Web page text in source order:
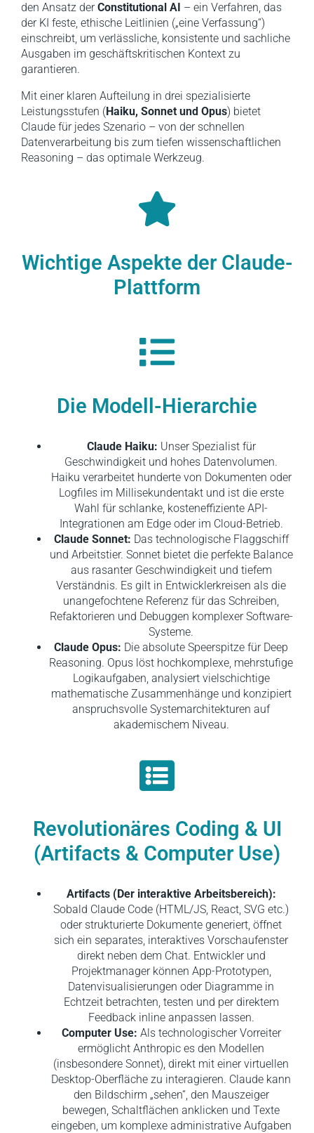
den Ansatz derConstitutional AI – ein Verfahren, das
der KI feste, ethische Leitlinien („eine Verfassung“)
einschreibt, um verlässliche, konsistente und sachliche
Ausgaben im geschäftskritischen Kontext zu
garantieren.
Mit einer klaren Aufteilung in drei spezialisierte
Leistungsstufen (Haiku, Sonnet und Opus) bietet
Claude für jedes Szenario – von der schnellen
Datenverarbeitung bis zum tiefen wissenschaftlichen
Reasoning – das optimale Werkzeug.
Wichtige Aspekte der Claude-
Plattform
Die Modell-Hierarchie
Claude Haiku: Unser Spezialist für
Geschwindigkeit und hohes Datenvolumen.
Haiku verarbeitet hunderte von Dokumenten oder
Logfiles im Millisekundentakt und ist die erste
Wahl für schlanke, kosteneffiziente API-
Integrationen am Edge oder im Cloud-Betrieb.
Claude Sonnet: Das technologische Flaggschiff
und Arbeitstier. Sonnet bietet die perfekte Balance
aus rasanter Geschwindigkeit und tiefem
Verständnis. Es gilt in Entwicklerkreisen als die
unangefochtene Referenz für das Schreiben,
Refaktorieren und Debuggen komplexer Software-
Systeme.
Claude Opus: Die absolute Speerspitze für Deep
Reasoning. Opus löst hochkomplexe, mehrstufige
Logikaufgaben, analysiert vielschichtige
mathematische Zusammenhänge und konzipiert
anspruchsvolle Systemarchitekturen auf
akademischem Niveau.
Revolutionäres Coding & UI
(Artifacts & Computer Use)
Artifacts (Der interaktive Arbeitsbereich):
Sobald Claude Code (HTML/JS, React, SVG etc.)
oder strukturierte Dokumente generiert, öffnet
sich ein separates, interaktives Vorschaufenster
direkt neben dem Chat. Entwickler und
Projektmanager können App-Prototypen,
Datenvisualisierungen oder Diagramme in
Echtzeit betrachten, testen und per direktem
Feedback inline anpassen lassen.
Computer Use: Als technologischer Vorreiter
ermöglicht Anthropic es den Modellen
(insbesondere Sonnet), direkt mit einer virtuellen
Desktop-Oberfläche zu interagieren. Claude kann
den Bildschirm „sehen“, den Mauszeiger
bewegen, Schaltflächen anklicken und Texte
eingeben, um komplexe administrative Aufgaben